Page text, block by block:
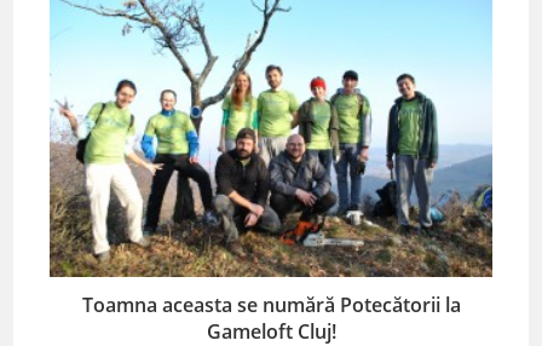
Toamna aceasta se numără Potecătorii la
Gameloft Cluj!